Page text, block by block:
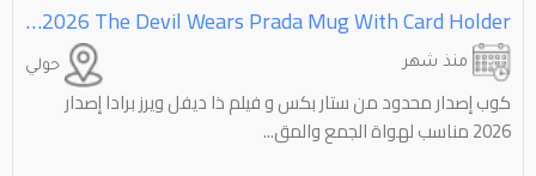
Starbucks Limited Edition 2026 The Devil Wears Prada Mug With Card Holder
حولي منذ شهر
كوب إصدار محدود من ستار بكس و فيلم ذا ديفل ويرز برادا إصدار
2026 مناسب لهواة الجمع والمق...